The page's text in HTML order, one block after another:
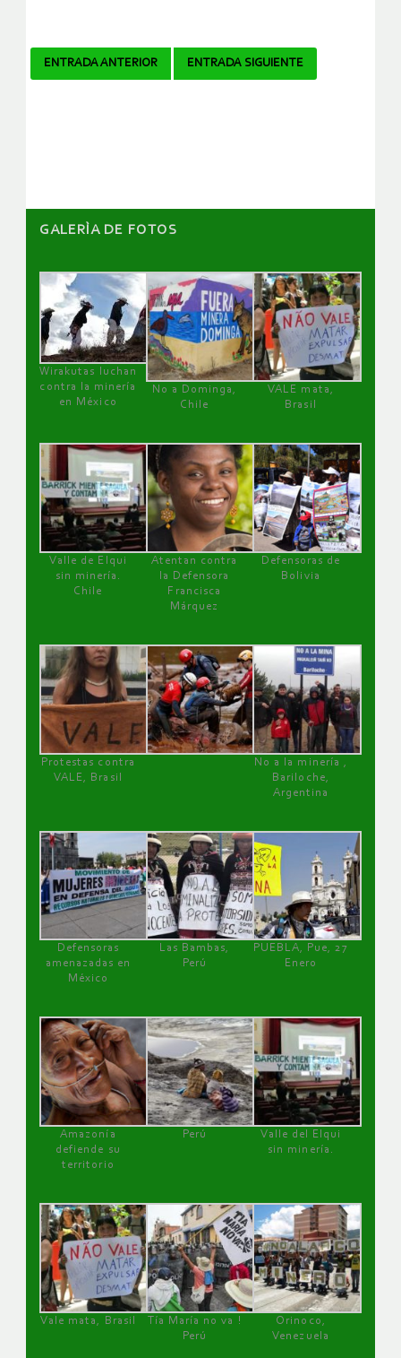
Navegador
ENTRADA ANTERIOR ENTRADA SIGUIENTE
GALERÌA DE FOTOS
Wirakutas luchan
contra la minería
en México
No a Dominga,
Chile
VALE mata,
Brasil
Valle de Elqui
sin minería.
Chile
Atentan contra
la Defensora
Francisca
Márquez
Defensoras de
Bolivia
Protestas contra
VALE, Brasil
No a la minería ,
Bariloche,
Argentina
Defensoras
amenazadas en
México
Las Bambas,
Perú
PUEBLA, Pue, 27
Enero
Amazonía
defiende su
territorio
Perú
Valle del Elqui
sin minería.
Vale mata, Brasil
Tía María no va !
Perú
Orinoco,
Venezuela